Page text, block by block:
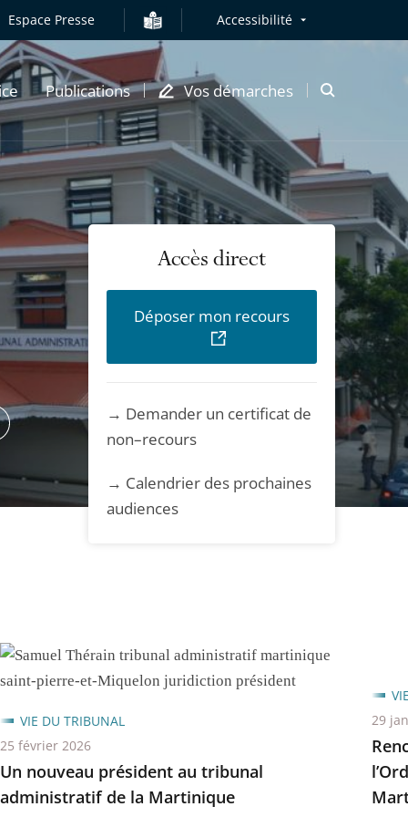
Espace Presse Accessibilité
Publications Vos démarches
Ouvrir
modale
de
recherche
VIE DU
Accès direct
Déposer mon recours
→ Demander un certificat de
non–recours
→ Calendrier des prochaines
audiences
Un nouveau président au tribunal
administratif de la Martinique
VIE DU TRIBUNAL
25 février 2026
29